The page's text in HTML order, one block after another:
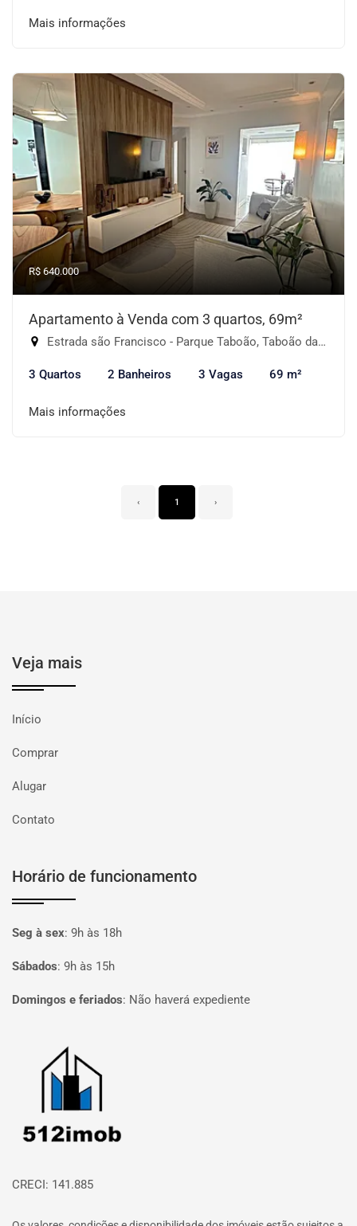
Mais informações
R$ 640.000
Apartamento à Venda com 3 quartos, 69m²
Estrada são Francisco - Parque Taboão, Taboão da Serra-SP
3 Quartos 2 Banheiros 3 Vagas 69 m²
Mais informações
‹ 1 ›
Veja mais
Início
Comprar
Alugar
Contato
Horário de funcionamento
Seg à sex: 9h às 18h
Sábados: 9h às 15h
Domingos e feriados: Não haverá expediente
Página inicial
CRECI: 141.885